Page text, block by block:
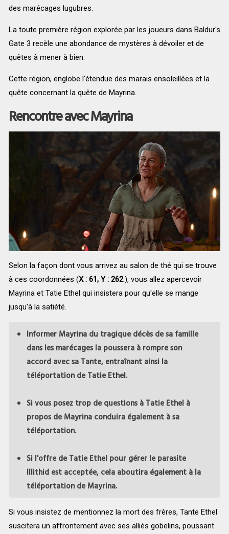
des marécages lugubres.
La toute première région explorée par les joueurs dans Baldur's
Gate 3 recèle une abondance de mystères à dévoiler et de
quêtes à mener à bien.
Cette région, englobe l'étendue des marais ensoleillées et la
quête concernant la quête de Mayrina.
Rencontre avec Mayrina
Selon la façon dont vous arrivez au salon de thé qui se trouve
à ces coordonnées (X : 61, Y : 262.), vous allez apercevoir
Mayrina et Tatie Ethel qui insistera pour qu'elle se mange
jusqu'à la satiété.
Informer Mayrina du tragique décès de sa famille
dans les marécages la poussera à rompre son
accord avec sa Tante, entraînant ainsi la
téléportation de Tatie Ethel.
Si vous posez trop de questions à Tatie Ethel à
propos de Mayrina conduira également à sa
téléportation.
Si l'offre de Tatie Ethel pour gérer le parasite
Illithid est acceptée, cela aboutira également à la
téléportation de Mayrina.
Si vous insistez de mentionnez la mort des frères, Tante Ethel
suscitera un affrontement avec ses alliés gobelins, poussant